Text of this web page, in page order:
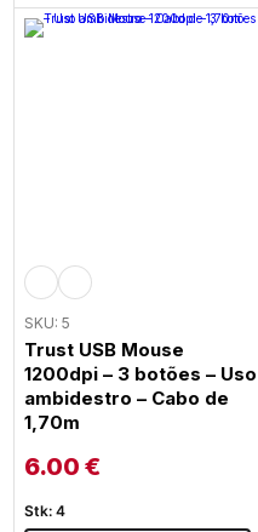
SKU: 5
Trust USB Mouse
1200dpi – 3 botões – Uso
ambidestro – Cabo de
1,70m
6.00 €
Stk: 4